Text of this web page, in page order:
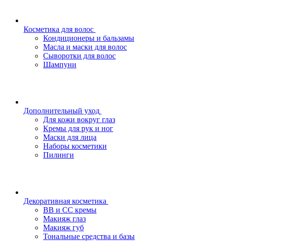
Косметика для волос
Кондиционеры и бальзамы
Масла и маски для волос
Сыворотки для волос
Шампуни
Дополнительный уход
Для кожи вокруг глаз
Кремы для рук и ног
Маски для лица
Наборы косметики
Пилинги
Декоративная косметика
BB и СС кремы
Макияж глаз
Макияж губ
Тональные средства и базы